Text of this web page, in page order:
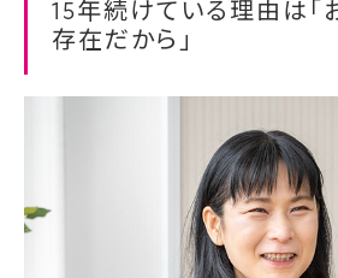
15年続けている理由は「
存在だから」